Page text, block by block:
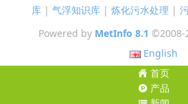
库 | 气浮知识库 | 炼化污水处理 |
Powered by MetInfo 8.1 ©2008-
English
首页
产品